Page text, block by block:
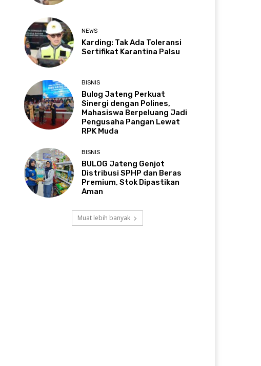
NEWS
Karding: Tak Ada Toleransi
Sertifikat Karantina Palsu
BISNIS
Bulog Jateng Perkuat
Sinergi dengan Polines,
Mahasiswa Berpeluang Jadi
Pengusaha Pangan Lewat
RPK Muda
BISNIS
BULOG Jateng Genjot
Distribusi SPHP dan Beras
Premium, Stok Dipastikan
Aman
Muat lebih banyak